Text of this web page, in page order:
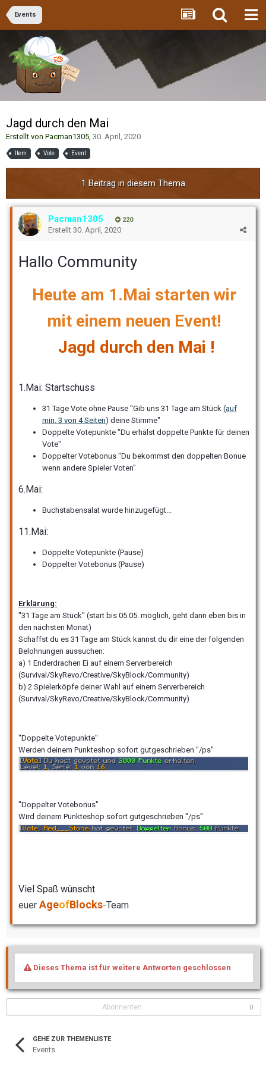
Events
Jagd durch den Mai
Erstellt von Pacman1305, 30. April, 2020
Item Vote Event
1 Beitrag in diesem Thema
Pacman1305 220
Erstellt 30. April, 2020
Hallo Community
Heute am 1.Mai starten wir
mit einem neuen Event!
Jagd durch den Mai !
1.Mai: Startschuss
31 Tage Vote ohne Pause "Gib uns 31 Tage am Stück (auf
min. 3 von 4 Seiten) deine Stimme"
Doppelte Votepunkte "Du erhälst doppelte Punkte für deinen
Vote"
Doppelter Votebonus "Du bekommst den doppelten Bonue
wenn andere Spieler Voten"
6.Mai:
Buchstabensalat wurde hinzugefügt...
11.Mai:
Doppelte Votepunkte (Pause)
Doppelter Votebonus (Pause)
Erklärung:
"31 Tage am Stück" (start bis 05.05. möglich, geht dann eben bis in
den nächsten Monat)
Schaffst du es 31 Tage am Stück kannst du dir eine der folgenden
Belohnungen aussuchen:
a) 1 Enderdrachen Ei auf einem Serverbereich
(Survival/SkyRevo/Creative/SkyBlock/Community)
b) 2 Spielerköpfe deiner Wahl auf einem Serverbereich
(Survival/SkyRevo/Creative/SkyBlock/Community)
"Doppelte Votepunkte"
Werden deinem Punkteshop sofort gutgeschrieben "/ps"
"Doppelter Votebonus"
Wird deinem Punkteshop sofort gutgeschrieben "/ps"
Viel Spaß wünscht
euer AgeofBlocks-Team
Dieses Thema ist für weitere Antworten geschlossen
Abonnenten 0
GEHE ZUR THEMENLISTE
Events